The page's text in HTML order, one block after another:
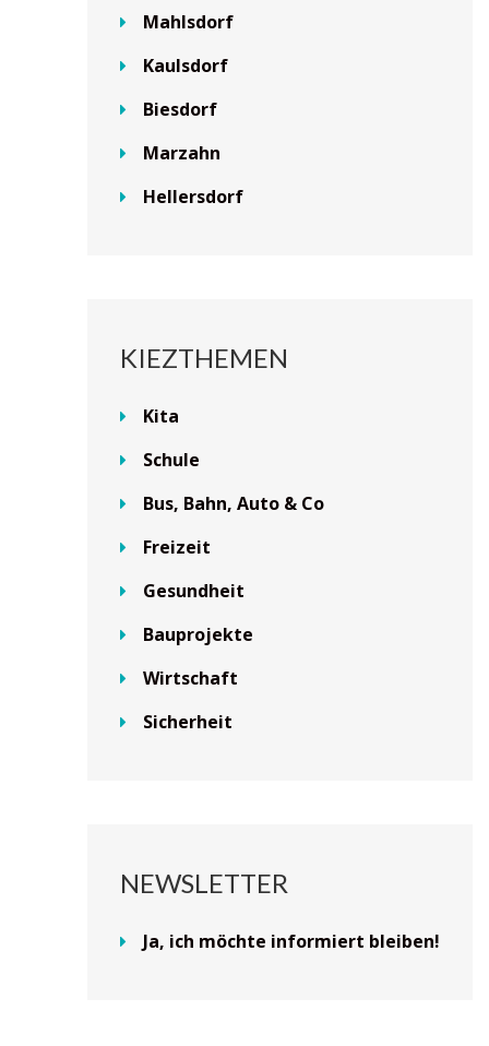
Mahlsdorf
Kaulsdorf
Biesdorf
Marzahn
Hellersdorf
KIEZTHEMEN
Kita
Schule
Bus, Bahn, Auto & Co
Freizeit
Gesundheit
Bauprojekte
Wirtschaft
Sicherheit
NEWSLETTER
Ja, ich möchte informiert bleiben!